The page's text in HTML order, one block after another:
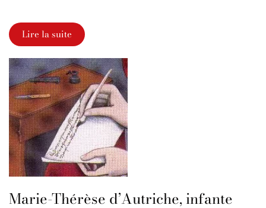
Lire la suite
Marie-Thérèse d’Autriche, infante